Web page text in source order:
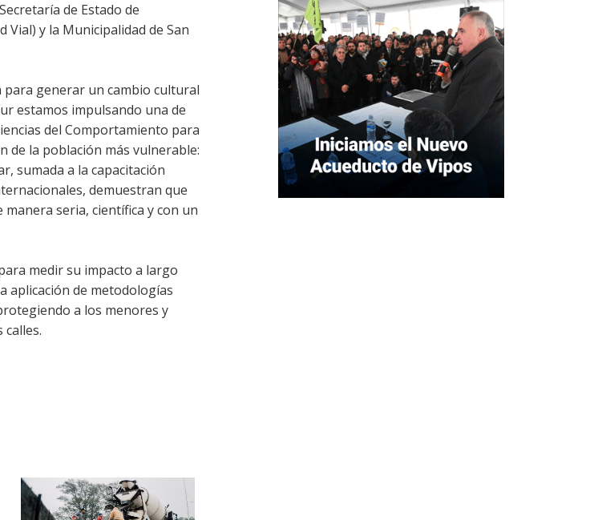
de Estado de
Vial) y la Municipalidad de San
para generar un cambio cultural
estamos impulsando una de
del Comportamiento para
de la población más vulnerable:
sumada a la capacitación
demuestran que
seria, científica y con un
medir su impacto a largo
aplicación de metodologías
a los menores y